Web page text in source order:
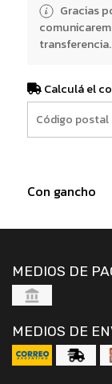
Gracias
transferencia.
Calculá el
Con gancho
MEDIOS DE
MEDIOS DE